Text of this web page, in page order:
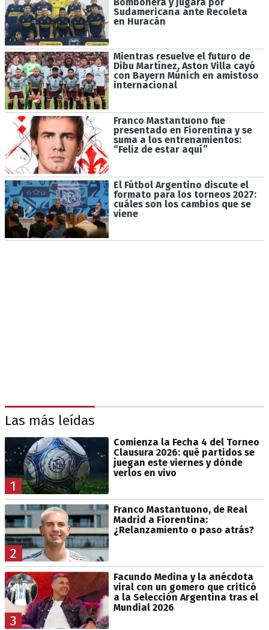
Sudamericana ante Recoleta
en Huracán
Mientras resuelve el futuro de
Dibu Martínez, Aston Villa cayó
con Bayern Múnich en amistoso
internacional
Franco Mastantuono fue
presentado en Fiorentina y se
suma a los entrenamientos:
“Feliz de estar aquí”
El Fútbol Argentino discute el
formato para los torneos 2027:
cuáles son los cambios que se
viene
Las más leídas
1
Comienza la Fecha 4 del Torneo
Clausura 2026: qué partidos se
juegan este viernes y dónde
verlos en vivo
2
Franco Mastantuono, de Real
Madrid a Fiorentina:
¿Relanzamiento o paso atrás?
3
Facundo Medina y la anécdota
viral con un gomero que criticó
a la Selección Argentina tras el
Mundial 2026